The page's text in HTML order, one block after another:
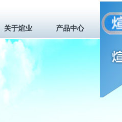
关于煊业 产品中心